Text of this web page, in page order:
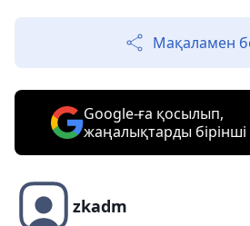
Мақаламен
Google-ға қосылып,
жаңалықтарды
zkadm